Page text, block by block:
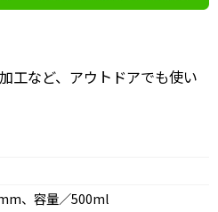
工など、アウトドアでも使い
、容量／500ml